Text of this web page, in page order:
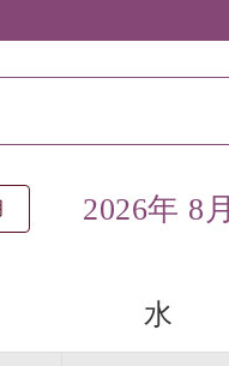
2026年 8月
水